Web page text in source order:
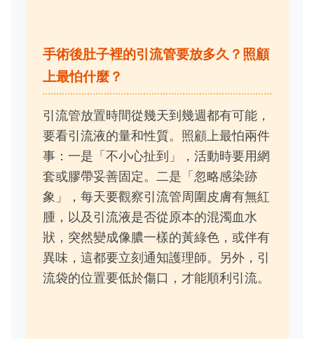
手術後肚子裡的引流管要放多久？照顧
上最怕什麼？
引流管放置時間從幾天到幾週都有可能，
要看引流液的量和性質。照顧上最怕兩件
事：一是「不小心扯到」，活動時要用網
套或膠帶妥善固定。二是「忽略感染跡
象」，每天要觀察引流管周圍皮膚有無紅
腫，以及引流液是否從原本的混濁血水
狀，突然變成像膿一樣的黃綠色，或伴有
異味，這都要立刻通知護理師。另外，引
流袋的位置要低於傷口，才能順利引流。